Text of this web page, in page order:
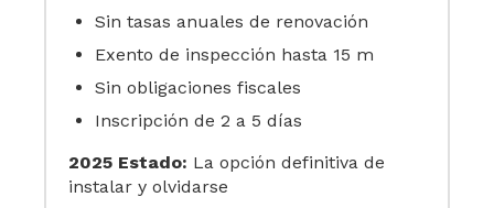
Sin tasas anuales de renovación
Exento de inspección hasta 15 m
Sin obligaciones fiscales
Inscripción de 2 a 5 días
2025 Estado: La opción definitiva de
instalar y olvidarse